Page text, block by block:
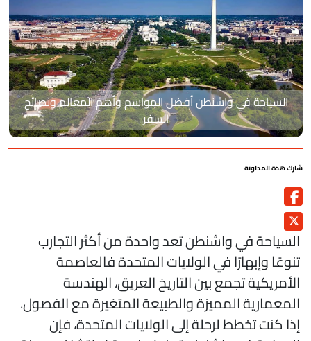
السياحة في واشنطن أفضل المواسم وأهم المعالم ونصائح
السفر
هذة المداونة
في واشنطن تعد واحدة من أكثر التجارب
وإبهارًا في الولايات المتحدة فالعاصمة
تجمع بين التاريخ العريق، الهندسة
المميزة والطبيعة المتغيرة مع الفصول.
كنت تخطط لرحلة إلى الولايات المتحدة، فإن